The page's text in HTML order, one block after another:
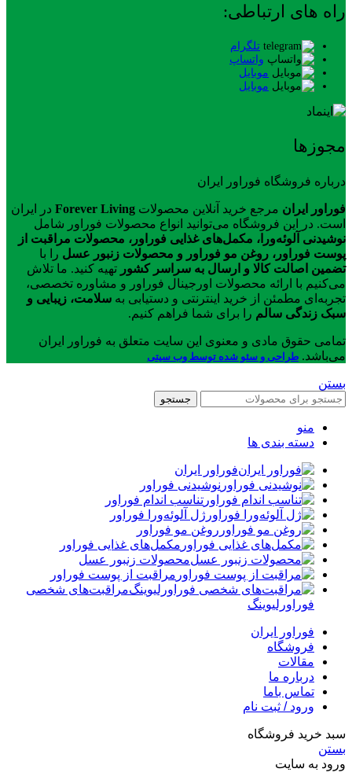
راه های ارتباطی:
تلگرام
واتساپ
موبایل
موبایل
مجوزها
درباره فروشگاه فوراور ایران
فوراور ایران مرجع خرید آنلاین محصولات Forever Living در ایران
است. در این فروشگاه می‌توانید انواع محصولات فوراور شامل
نوشیدنی آلوئه‌ورا، مکمل‌های غذایی فوراور، محصولات مراقبت از
پوست فوراور، روغن مو فوراور و محصولات زنبور عسل را با
تضمین اصالت کالا و ارسال به سراسر کشور تهیه کنید. ما تلاش
می‌کنیم با ارائه محصولات اورجینال فوراور و مشاوره تخصصی،
تجربه‌ای مطمئن از خرید اینترنتی و دستیابی به سلامت، زیبایی و
سبک زندگی سالم را برای شما فراهم کنیم.
تمامی حقوق مادی و معنوی این سایت متعلق به فوراور ایران
می‌باشد. طراحی و سئو شده توسط وب سیتی
بستن
جستجو
منو
دسته بندی ها
فوراور ایران
نوشیدنی فوراور
تناسب اندام فوراور
ژل آلوئه‌ورا فوراور
روغن مو فوراور
مکمل‌های غذایی فوراور
محصولات زنبور عسل
مراقبت از پوست فوراور
مراقبت‌های شخصی
فوراورلیوینگ
فوراور ایران
فروشگاه
مقالات
درباره ما
تماس باما
ورود / ثبت نام
سبد خرید فروشگاه
بستن
ورود به سایت